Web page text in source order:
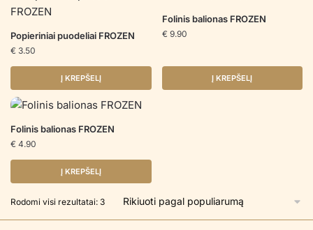
Popieriniai puodeliai FROZEN
€ 3.50
Į KREPŠELĮ
Folinis balionas FROZEN
€ 9.90
Į KREPŠELĮ
Folinis balionas FROZEN
€ 4.90
Į KREPŠELĮ
Rodomi visi rezultatai: 3Rūšiuojama